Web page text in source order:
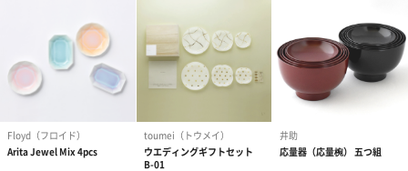
出産祝いギフトへの＋αにおすすめです。お母様にもお子様にも嬉
しいギフトオプションをご用意いたしました。
商品と同梱してお届けいたします。